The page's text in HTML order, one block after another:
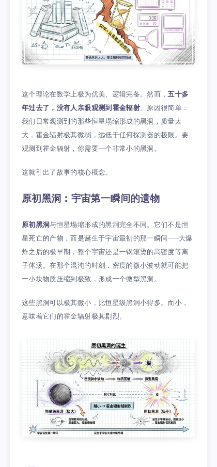
这个理论在数学上极为优美、逻辑完备。然而，五十多
年过去了，没有人亲眼观测到霍金辐射。原因很简单：
我们日常观测到的那些恒星塌缩形成的黑洞，质量太
大，霍金辐射极其微弱，远低于任何探测器的极限。要
观测到霍金辐射，你需要一个非常小的黑洞。
这就引出了故事的核心概念。
原初黑洞：宇宙第一瞬间的遗物
原初黑洞与恒星塌缩形成的黑洞完全不同。它们不是恒
星死亡的产物，而是诞生于宇宙最初的那一瞬间——大爆
炸之后的极早期，整个宇宙还是一锅滚烫的高密度等离
子体汤。在那个混沌的时刻，密度的微小波动就可能把
一小块物质压缩到极致，形成一个微型黑洞。
这些黑洞可以极其微小，比恒星级黑洞小得多。而小，
意味着它们的霍金辐射极其剧烈。